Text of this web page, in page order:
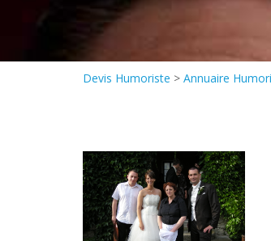
Devis Humoriste > Annuaire